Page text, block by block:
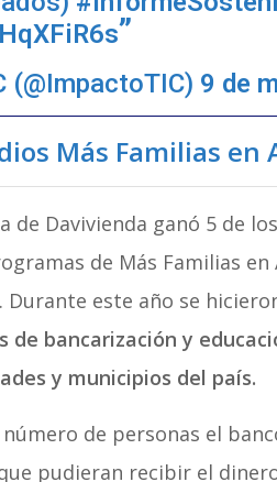
(@ImpactoTIC) 9 de
Más Familias en
de Davivienda ganó 5 de
de Más Familias en
este año se
de bancarización y
y municipios del país.
de personas el
pudieran recibir el